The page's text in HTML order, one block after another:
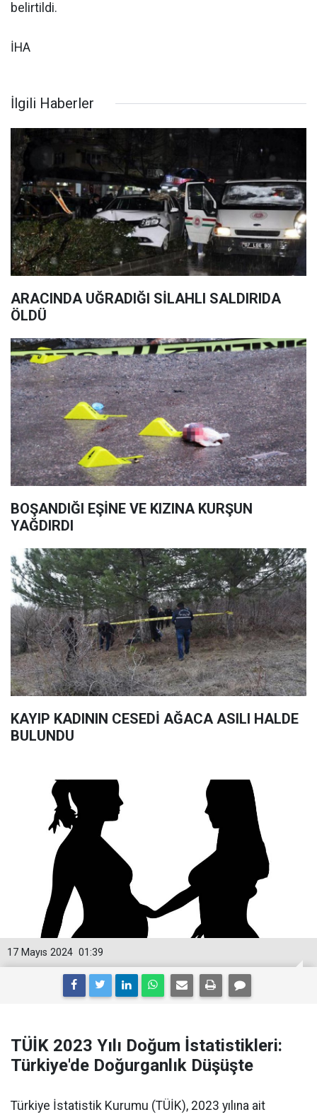
belirtildi.
İHA
İlgili Haberler
ARACINDA UĞRADIĞI SİLAHLI SALDIRIDA
ÖLDÜ
BOŞANDIĞI EŞİNE VE KIZINA KURŞUN
YAĞDIRDI
KAYIP KADININ CESEDİ AĞACA ASILI HALDE
BULUNDU
01:39
17 Mayıs 2024
TÜİK 2023 Yılı Doğum İstatistikleri:
Türkiye'de Doğurganlık Düşüşte
Türkiye İstatistik Kurumu (TÜİK), 2023 yılına ait